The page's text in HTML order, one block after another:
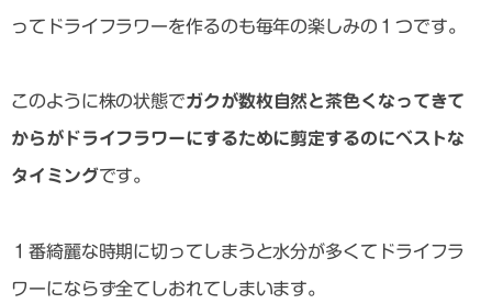
ってドライフラワーを作るのも毎年の楽しみの１つです。
このように株の状態でガクが数枚自然と茶色くなってきて
からがドライフラワーにするために剪定するのにベストな
タイミングです。
１番綺麗な時期に切ってしまうと水分が多くてドライフラ
ワーにならず全てしおれてしまいます。